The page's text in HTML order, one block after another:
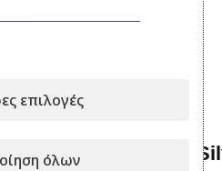
Λάστιχο Ποτίσματος
επιλογές
όλων